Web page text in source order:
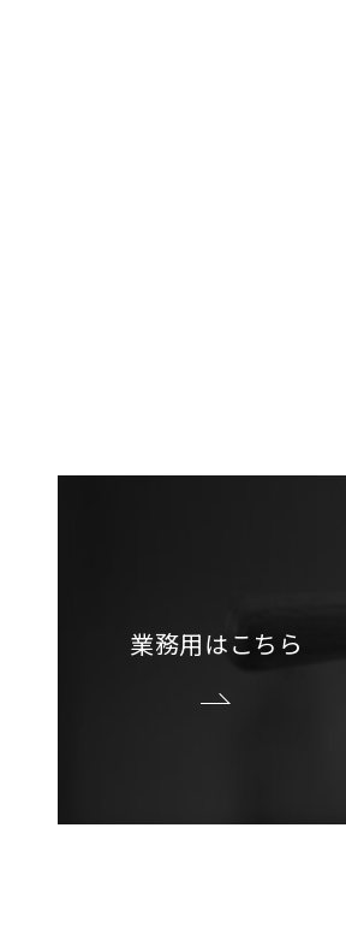
業務用はこちら